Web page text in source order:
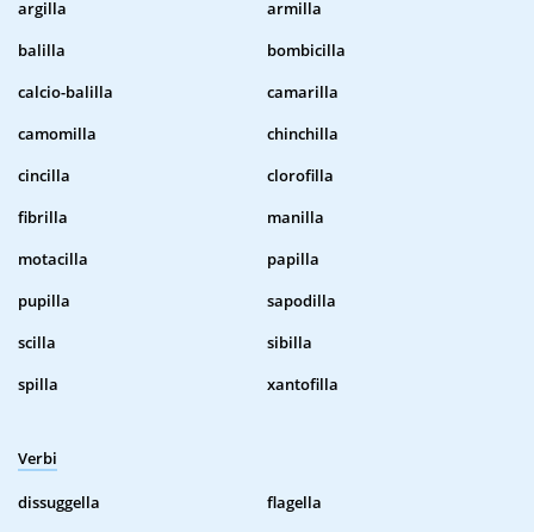
argilla
armilla
balilla
bombicilla
calcio-balilla
camarilla
camomilla
chinchilla
cincilla
clorofilla
fibrilla
manilla
motacilla
papilla
pupilla
sapodilla
scilla
sibilla
spilla
xantofilla
Verbi
dissuggella
flagella